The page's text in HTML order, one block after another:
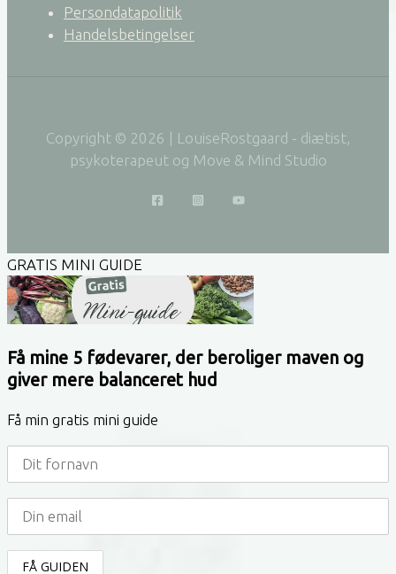
Persondatapolitik
Handelsbetingelser
Copyright © 2026 | LouiseRostgaard - diætist,
psykoterapeut og Move & Mind Studio
GRATIS MINI GUIDE
Få mine 5 fødevarer, der beroliger maven og
giver mere balanceret hud
Få min gratis mini guide